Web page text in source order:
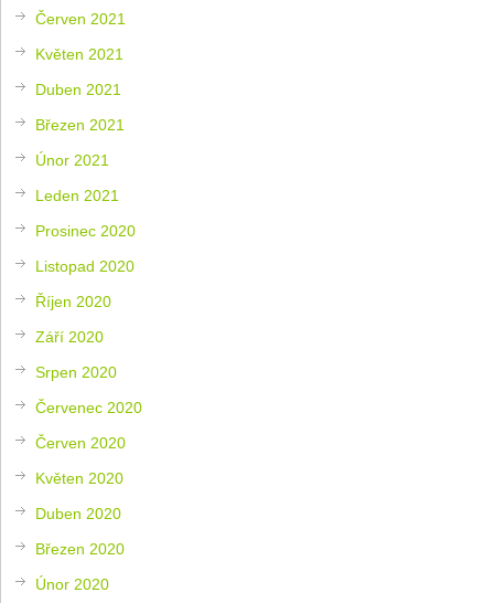
Červen 2021
Květen 2021
Duben 2021
Březen 2021
Únor 2021
Leden 2021
Prosinec 2020
Listopad 2020
Říjen 2020
Září 2020
Srpen 2020
Červenec 2020
Červen 2020
Květen 2020
Duben 2020
Březen 2020
Únor 2020